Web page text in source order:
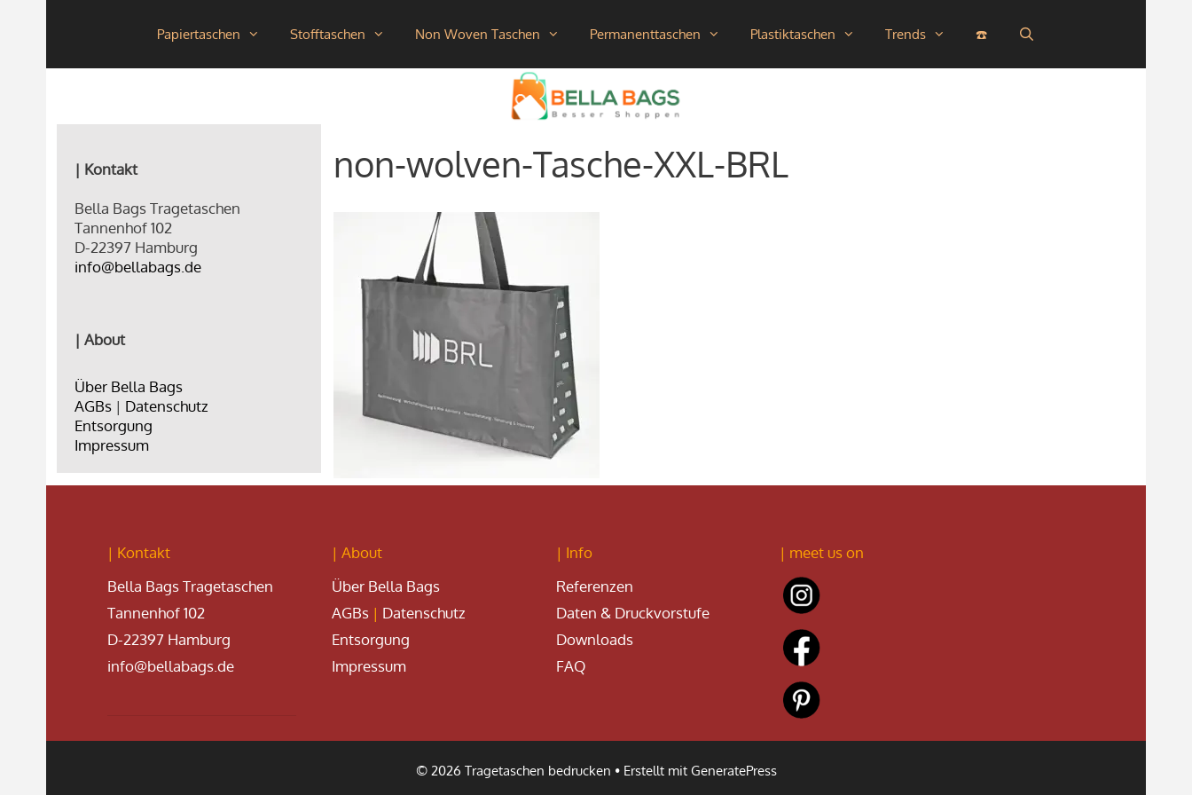
Papiertaschen Stofftaschen Non Woven Taschen Permanenttaschen Plastiktaschen Trends ☎️
non-wolven-Tasche-XXL-BRL
| Kontakt
Bella Bags Tragetaschen
Tannenhof 102
D-22397 Hamburg
info@bellabags.de
| About
Über Bella Bags
AGBs | Datenschutz
Entsorgung
Impressum
| Kontakt
Bella Bags Tragetaschen
Tannenhof 102
D-22397 Hamburg
info@bellabags.de
| About
Über Bella Bags
AGBs| Datenschutz
Entsorgung
Impressum
| Info
Referenzen
Daten & Druckvorstufe
Downloads
FAQ
| meet us on
© 2026 Tragetaschen bedrucken • Erstellt mit GeneratePress